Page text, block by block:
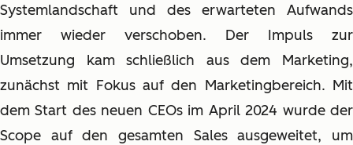
Systemlandschaft und des erwarteten Aufwands
immer wieder verschoben. Der Impuls zur
Umsetzung kam schließlich aus dem Marketing,
zunächst mit Fokus auf den Marketingbereich. Mit
dem Start des neuen CEOs im April 2024 wurde der
Scope auf den gesamten Sales ausgeweitet, um